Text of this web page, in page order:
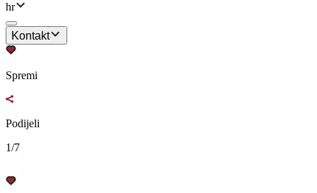
hr
Kontakt
Spremi
Podijeli
1/7